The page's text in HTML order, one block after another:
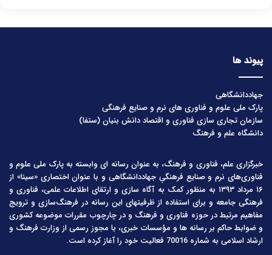
پیوند ها
جهاددانشگاهی
پارک ملی علوم و فناوری های نرم و صنایع فرهنگی
سازمان تجاری سازی فناوری و اقتصاد دانش بنیان (ستفا)
دانشگاه علم و فرهنگ
خبرگزاری علم، فناوری و فرهنگ، به عنوان رسانه ای وابسته به پارک ملی علوم و
فناوری‌های نرم و صنایع فرهنگیِ جهاددانشگاهی و با عنوان اختصاری «سینا» از
۱۶ مرداد ۱۳۹۳ به منظور کمک به آگاه سازی و ارتقای اطلاعات علمی، فناوری و
فرهنگی جامعه و برای استفاده از ظرفیتهای این رسانه در فرهنگ‌سازی و ترویج
مفاهیم مرتبط در حوزه فناوری و فرهنگ و در چارچوب مقررات موضوعه کشوری
و ضوابط حاکم بر رسانه ها و مؤسسات خبری، با مجوز رسمی از وزارت فرهنگ و
ارشاد اسلامی به شماره 70016 فعالیت خود را آغاز کرده است.